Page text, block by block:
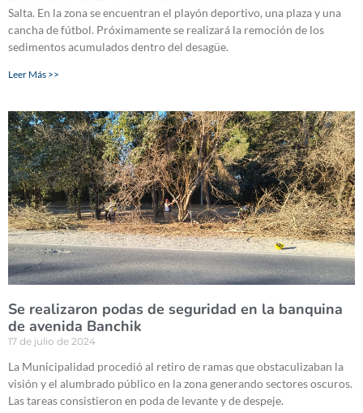
Salta. En la zona se encuentran el playón deportivo, una plaza y una
cancha de fútbol. Próximamente se realizará la remoción de los
sedimentos acumulados dentro del desagüe.
Leer Más >>
Se realizaron podas de seguridad en la banquina
de avenida Banchik
17 de julio de 2024
La Municipalidad procedió al retiro de ramas que obstaculizaban la
visión y el alumbrado público en la zona generando sectores oscuros.
Las tareas consistieron en poda de levante y de despeje.